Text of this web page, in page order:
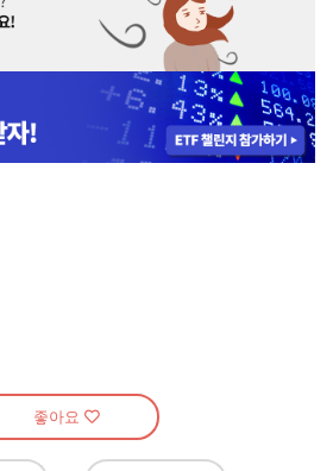
좋아요